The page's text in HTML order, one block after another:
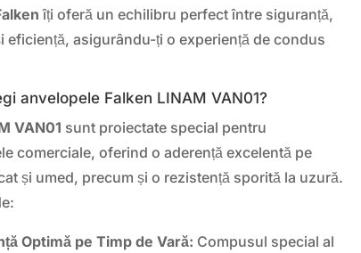
îți oferă un echilibru perfect între siguranță,
eficiență, asigurându-ți o experiență de condus
anvelopele Falken LINAM VAN01?
VAN01 sunt proiectate special pentru
comerciale, oferind o aderență excelentă pe
și umed, precum și o rezistență sporită la uzură.
Optimă pe Timp de Vară: Compusul special al